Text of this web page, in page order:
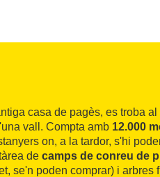
casa de pagès, es troba al
vall. Compta amb 12.000
on, a la tardor, s'hi
de camps de conreu de
se'n poden comprar) i arbres